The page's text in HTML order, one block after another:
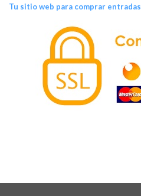
Tu sitio web para comprar entradas